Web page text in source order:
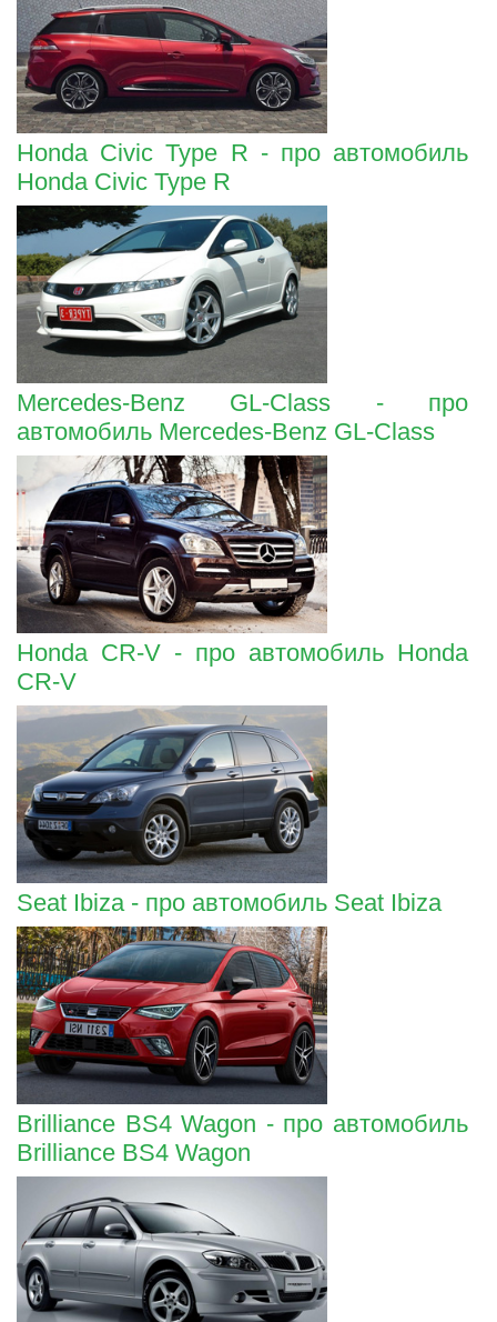
Honda Civic Type R - про автомобиль
Honda Civic Type R
Mercedes-Benz GL-Class - про
автомобиль Mercedes-Benz GL-Class
Honda CR-V - про автомобиль Honda
CR-V
Seat Ibiza - про автомобиль Seat Ibiza
Brilliance BS4 Wagon - про автомобиль
Brilliance BS4 Wagon